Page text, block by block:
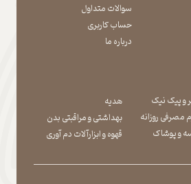
سوالات متداول
حساب کاربری
درباره ما
و پیک نیک
مصرفی روزانه
و پوشاک
هدیه
بهداشتی و مراقبتی بدن
​​​​​​​قهوه و ابزارآلات دم آوری